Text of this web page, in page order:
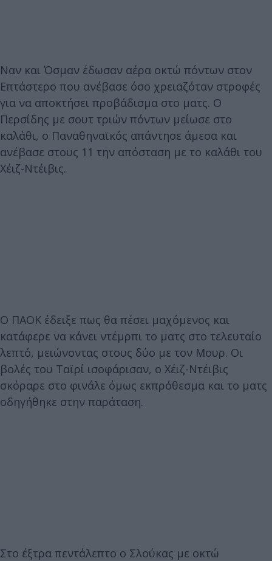
Ναν και Όσμαν έδωσαν αέρα οκτώ πόντων στον
Επτάστερο που ανέβασε όσο χρειαζόταν στροφές
για να αποκτήσει προβάδισμα στο ματς. Ο
Περσίδης με σουτ τριών πόντων μείωσε στο
καλάθι, ο Παναθηναϊκός απάντησε άμεσα και
ανέβασε στους 11 την απόσταση με το καλάθι του
Χέιζ-Ντέιβις.
Ο ΠΑΟΚ έδειξε πως θα πέσει μαχόμενος και
κατάφερε να κάνει ντέμρπι το ματς στο τελευταίο
λεπτό, μειώνοντας στους δύο με τον Μουρ. Οι
βολές του Ταϊρί ισοφάρισαν, ο Χέιζ-Ντέιβις
σκόραρε στο φινάλε όμως εκπρόθεσμα και το ματς
οδηγήθηκε στην παράταση.
Στο έξτρα πεντάλεπτο ο Σλούκας με οκτώ